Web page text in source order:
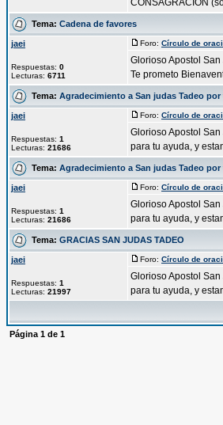
CONSAGRACIÓN
Tema: Cadena de favores
jaei
Respuestas: 0
Lecturas: 6711
Foro: Círculo de
Glorioso Apostol
Te prometo
Tema: Agradecimiento a San judas Tadeo por
jaei
Respuestas: 1
Lecturas: 21686
Foro: Círculo de
Glorioso Apostol
para tu ayuda, y
Tema: Agradecimiento a San judas Tadeo por
jaei
Respuestas: 1
Lecturas: 21686
Foro: Círculo de
Glorioso Apostol
para tu ayuda, y
Tema: GRACIAS SAN JUDAS TADEO
jaei
Respuestas: 1
Lecturas: 21997
Foro: Círculo de
Glorioso Apostol
para tu ayuda, y
Página 1 de 1